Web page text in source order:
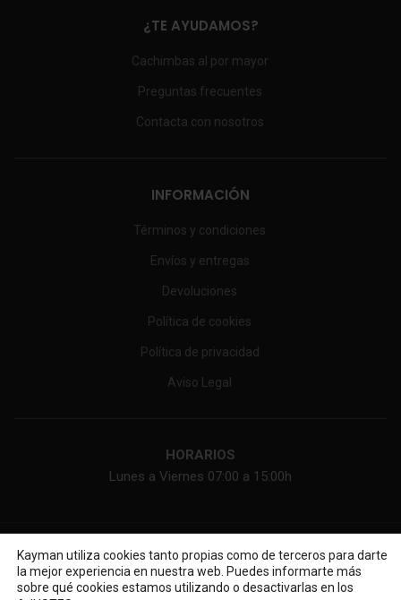
¿TE AYUDAMOS?
Cachimbas al por mayor
Preguntas frecuentes
Contacta con nosotros
INFORMACIÓN
Términos y condiciones
Envíos y entregas
Devoluciones
Política de cookies
Política de privacidad
Aviso Legal
HORARIOS
Lunes a Viernes 07:00 a 15:00h
KAYMAN ONLINE, SL 2026 Web diseñada porDiseño web
Kayman utiliza cookies tanto propias como de terceros para darte
la mejor experiencia en nuestra web. Puedes informarte más
sobre qué cookies estamos utilizando o desactivarlas en los